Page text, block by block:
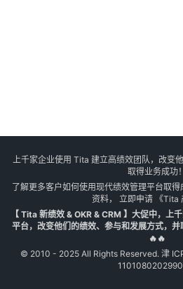
上千家企业使用 Tita 建立高绩效团队，改变
取得业务成功！
了解更多客户如何使用现代绩效管理平台取
资料， 立即申请《Tita
【 Tita 新绩效 & OKR & CRM 】大促中，上
平台，改变他们的绩效、参与和发展方式，
🔥🔥
© 2010 - 2025 All Rights Reserved. 津